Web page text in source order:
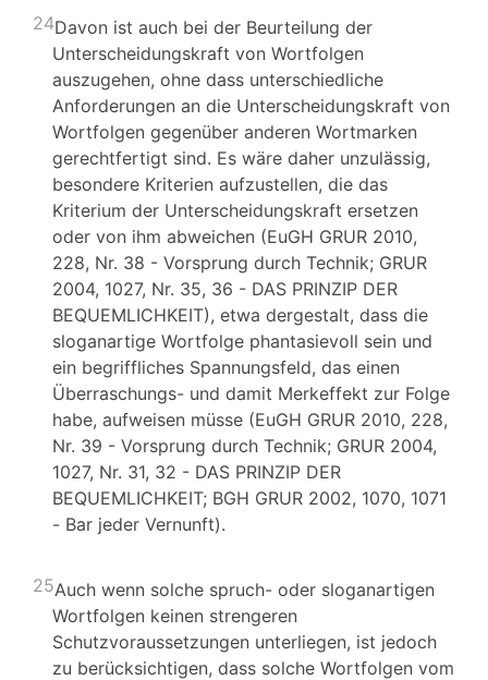
24Davon ist auch bei der Beurteilung der
Unterscheidungskraft von Wortfolgen
auszugehen, ohne dass unterschiedliche
Anforderungen an die Unterscheidungskraft von
Wortfolgen gegenüber anderen Wortmarken
gerechtfertigt sind. Es wäre daher unzulässig,
besondere Kriterien aufzustellen, die das
Kriterium der Unterscheidungskraft ersetzen
oder von ihm abweichen (EuGH GRUR 2010,
228, Nr. 38 - Vorsprung durch Technik; GRUR
2004, 1027, Nr. 35, 36 - DAS PRINZIP DER
BEQUEMLICHKEIT), etwa dergestalt, dass die
sloganartige Wortfolge phantasievoll sein und
ein begriffliches Spannungsfeld, das einen
Überraschungs- und damit Merkeffekt zur Folge
habe, aufweisen müsse (EuGH GRUR 2010, 228,
Nr. 39 - Vorsprung durch Technik; GRUR 2004,
1027, Nr. 31, 32 - DAS PRINZIP DER
BEQUEMLICHKEIT; BGH GRUR 2002, 1070, 1071
- Bar jeder Vernunft).
25Auch wenn solche spruch- oder sloganartigen
Wortfolgen keinen strengeren
Schutzvoraussetzungen unterliegen, ist jedoch
zu berücksichtigen, dass solche Wortfolgen vom